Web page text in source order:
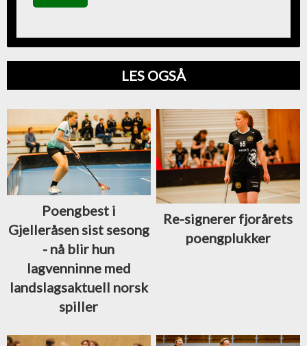
LES OGSÅ
Poengbest i
Gjelleråsen sist sesong
- nå blir hun
lagvenninne med
landslagsaktuell norsk
spiller
Re-signerer fjorårets
poengplukker